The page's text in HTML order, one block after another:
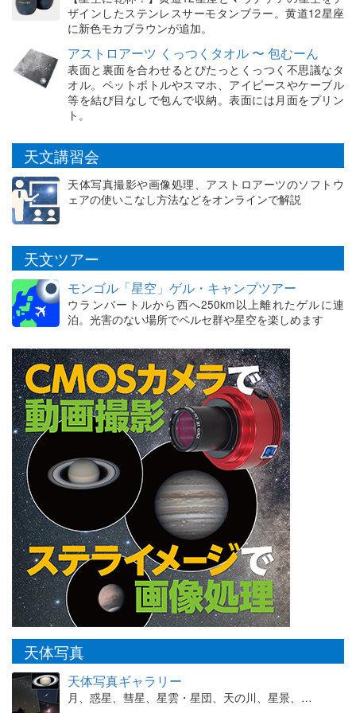
ザインしたステンレスサーモタンブラー。黄道12星座
に新色モカブラウンが追加。
アストロアーツ くっつくタオル 〜 包むーん
表面と裏面を合わせるとぴたっとくっつく不思議なタ
オル。ペットボトルやスマホ、アイピースやケーブル
等を結び目なしで包んで収納。表面には月面をプリン
ト。
天文講習会
天体写真撮影や画像処理、アストロアーツのソフトウ
ェアの使いこなし方法などをオンラインで解説
天文ツアー
モンゴル「星空」ゲル・キャンプツアー
ウランバートルから西へ250km以上離れたゲルに連
泊。光害のない場所でペルセ群や星空を楽しめます
天体写真
天体写真ギャラリー
月、惑星、彗星、星雲・星団、天の川、星景、…